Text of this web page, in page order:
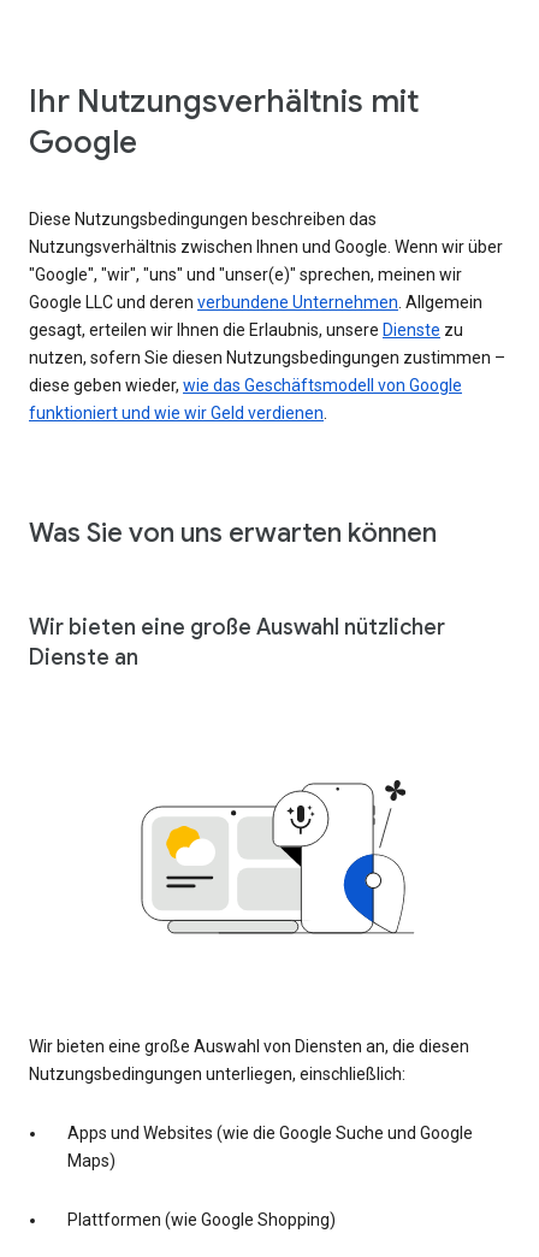
Ihr Nutzungsverhältnis mit
Google
Diese Nutzungsbedingungen beschreiben das
Nutzungsverhältnis zwischen Ihnen und Google. Wenn wir über
"Google", "wir", "uns" und "unser(e)" sprechen, meinen wir
Google LLC und deren verbundene Unternehmen . Allgemein
gesagt, erteilen wir Ihnen die Erlaubnis, unsere Dienste zu
nutzen, sofern Sie diesen Nutzungsbedingungen zustimmen –
diese geben wieder, wie das Geschäftsmodell von Google
funktioniert und wie wir Geld verdienen
Was Sie von uns erwarten können
Wir bieten eine große Auswahl nützlicher
Dienste an
Wir bieten eine große Auswahl von Diensten an, die diesen
Nutzungsbedingungen unterliegen, einschließlich:
Apps und Websites (wie die Google Suche und Google
Maps)
Plattformen (wie Google Shopping)